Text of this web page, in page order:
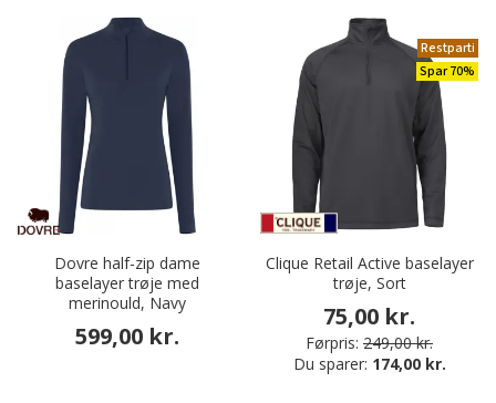
Dovre half-zip dame
baselayer trøje med
merinould, Navy
599,00 kr.
Restparti
Spar 70%
Clique Retail Active baselayer
trøje, Sort
75,00 kr.
Førpris: 249,00 kr.
Du sparer: 174,00 kr.